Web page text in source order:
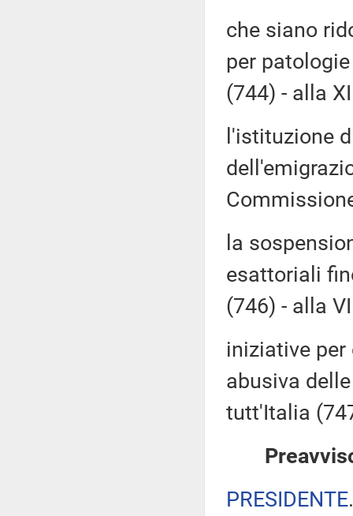
che siano
per
(744) - alla
l'istituzione
la
esattoriali
(746) - alla
iniziative
abusiva
tutt'Italia
PRESIDENTE